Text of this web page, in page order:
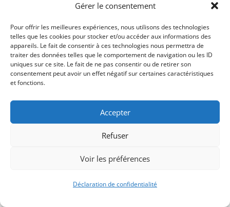
Gérer le consentement
Pour offrir les meilleures expériences, nous utilisons des technologies
telles que les cookies pour stocker et/ou accéder aux informations des
appareils. Le fait de consentir à ces technologies nous permettra de
traiter des données telles que le comportement de navigation ou les ID
uniques sur ce site. Le fait de ne pas consentir ou de retirer son
consentement peut avoir un effet négatif sur certaines caractéristiques
et fonctions.
Accepter
Refuser
Voir les préférences
Déclaration de confidentialité
Signify-Child ByClub Photo IUT Vannes @2025